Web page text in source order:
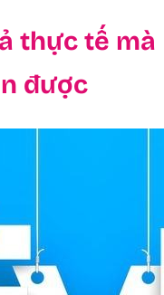
thực tế mà
được